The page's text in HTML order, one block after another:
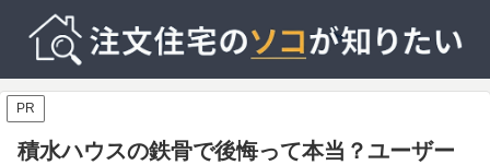
PR
積水ハウスの鉄骨で後悔って本当？ユーザー